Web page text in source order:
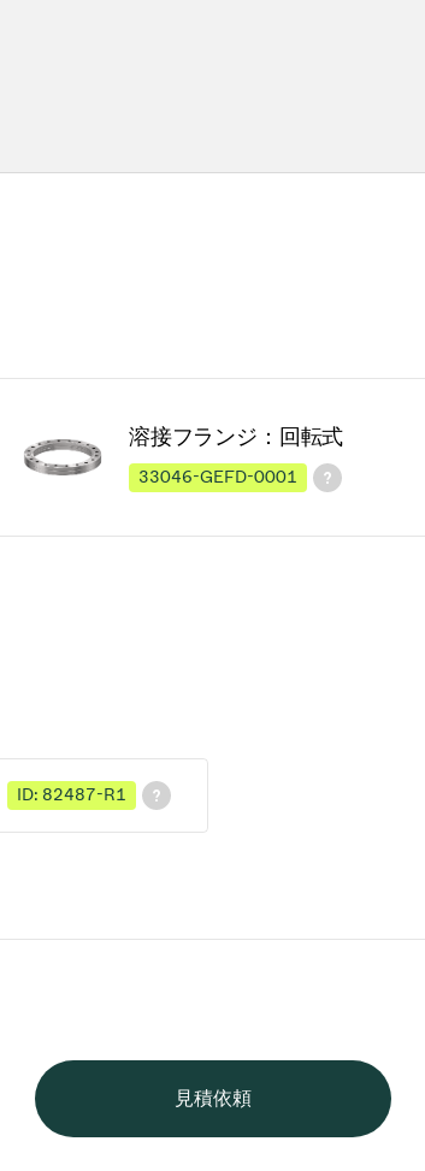
溶接フランジ：回転式
33046-GEFD-0001
ID: 82487-R1
見積依頼